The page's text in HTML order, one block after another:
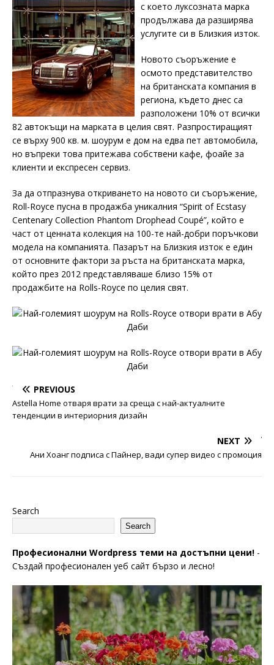
с което луксозната марка
продължава да разширява
услугите си в Близкия изток.
Новото съоръжение е
осмото представителство
на британската компания в
региона, където днес са
разположени 10% от всички
82 автокъщи на марката в целия свят. Разпростиращият
се върху 900 кв. м. шоурум е дом на едва пет автомобила,
но въпреки това притежава собствени кафе, фоайе за
клиенти и експресен сервиз.
За да отпразнува откриването на новото си съоръжение,
Roll-Royce пусна в продажба уникалния “Spirit of Ecstasy
Centenary Collection Phantom Drophead Coupé”, който е
част от ценната колекция на 100-те най-добри поръчкови
модела на компанията. Пазарът на Близкия изток е един
от основните фактори за ръста на британската марка,
който през 2012 представляваше близо 15% от
продажбите на Rolls-Royce по целия свят.
PREVIOUS
Astella Home отваря врати за среща с най-актуалните
тенденции в интериорния дизайн
NEXT
Ани Хоанг подписа с Пайнер, вади супер видео с промоция
Search
Search
Професионални Wordpress теми на достъпни цени! -
Създай професионален уеб сайт бързо и лесно!